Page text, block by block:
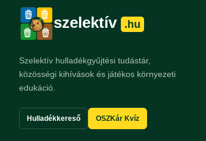
szelektív .hu
Szelektív hulladékgyűjtési tudástár,
közösségi kihívások és játékos környezeti
edukáció.
Hulladékkereső OSZKár Kvíz